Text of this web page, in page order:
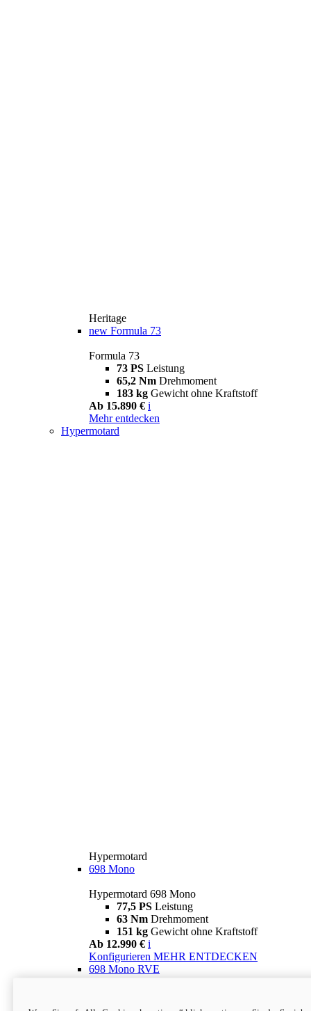
Heritage
new Formula 73
Formula 73
73 PS Leistung
65,2 Nm Drehmoment
183 kg Gewicht ohne Kraftstoff
Ab 15.890 € i
Mehr entdecken
Hypermotard
Hypermotard
698 Mono
Hypermotard 698 Mono
77,5 PS Leistung
63 Nm Drehmoment
151 kg Gewicht ohne Kraftstoff
Ab 12.990 € i
Konfigurieren MEHR ENTDECKEN
698 Mono RVE
77,5 PS
Leistung